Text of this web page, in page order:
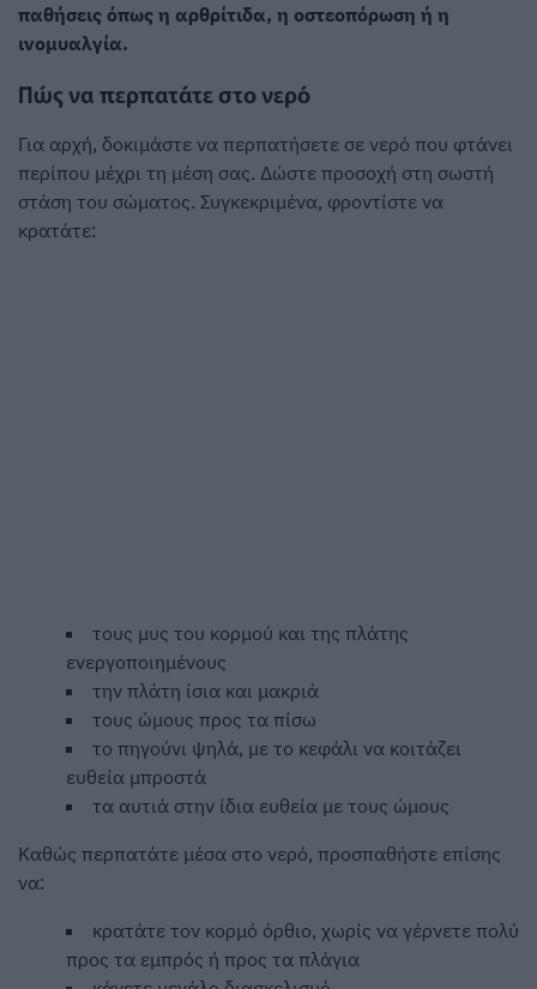
παθήσεις όπως η αρθρίτιδα, η οστεοπόρωση ή η
ινομυαλγία.
Πώς να περπατάτε στο νερό
Για αρχή, δοκιμάστε να περπατήσετε σε νερό που φτάνει
περίπου μέχρι τη μέση σας. Δώστε προσοχή στη σωστή
στάση του σώματος. Συγκεκριμένα, φροντίστε να
κρατάτε:
τους μυς του κορμού και της πλάτης
ενεργοποιημένους
την πλάτη ίσια και μακριά
τους ώμους προς τα πίσω
το πηγούνι ψηλά, με το κεφάλι να κοιτάζει
ευθεία μπροστά
τα αυτιά στην ίδια ευθεία με τους ώμους
Καθώς περπατάτε μέσα στο νερό, προσπαθήστε επίσης
να:
κρατάτε τον κορμό όρθιο, χωρίς να γέρνετε πολύ
προς τα εμπρός ή προς τα πλάγια